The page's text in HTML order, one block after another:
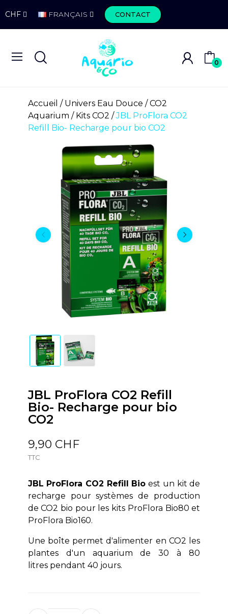
CHF FRANÇAIS CONTACT
0
Accueil Univers Eau Douce
CO2
Aquarium
Kits CO2
JBL ProFlora CO2
Refill Bio- Recharge pour bio CO2
JBL ProFlora CO2 Refill
Bio- Recharge pour bio
CO2
9,90 CHF
TTC
JBL ProFlora CO2 Refill Bio est un kit de
recharge pour systèmes de production
de CO2 bio pour les kits ProFlora Bio80 et
ProFlora Bio160.
Une boîte permet d'alimenter en CO2 les
plantes d'un aquarium de 30 à 80
litres pendant 40 jours.